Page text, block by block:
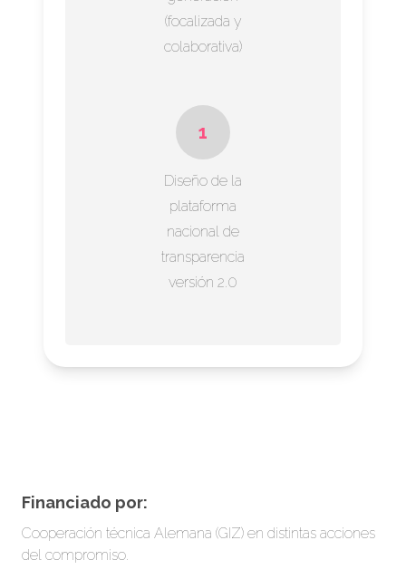
(focalizada y
colaborativa)
1
Diseño de la
plataforma
nacional de
transparencia
versión 2.0
Financiado por:
Cooperación técnica Alemana (GIZ) en distintas acciones
del compromiso.